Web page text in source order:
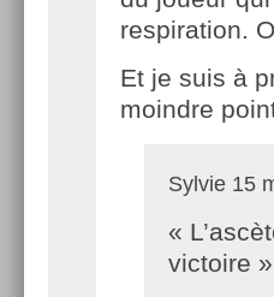
respiration.
Et je suis à
moindre
Sylvie 15
«
victoire